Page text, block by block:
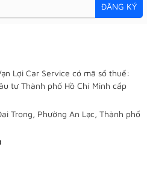
ĐĂNG KÝ
Lợi Car Service có mã số thuế:
tư Thành phố Hồ Chí Minh cấp
Trong, Phường An Lạc, Thành phố